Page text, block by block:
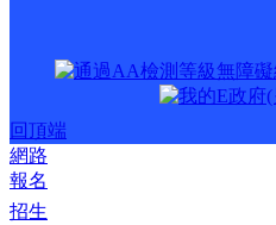
回頂端
網路
報名
招生